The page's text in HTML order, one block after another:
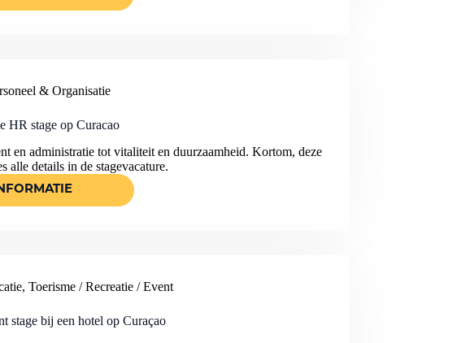
SOCIAL
DEZE
NIEUWSWEBSITE
CURAÇAO
& Organisatie
HR stage op Curacao
en administratie tot vitaliteit en duurzaamheid. Kortom, deze
alle details in de stagevacature.
JOUW
INTERNATIONALE
, Toerisme / Recreatie / Event
stage bij een hotel op Curaçao